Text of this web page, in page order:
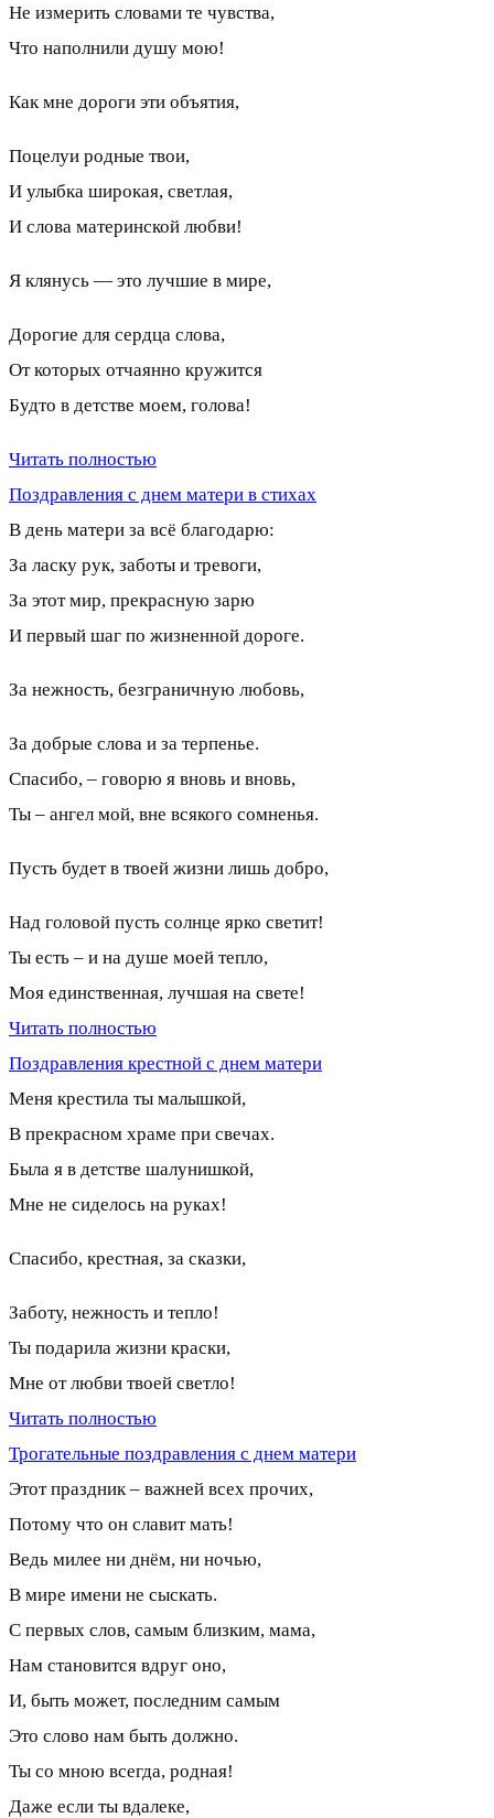
Не измерить словами те чувства,
Что наполнили душу мою!
Как мне дороги эти объятия,
Поцелуи родные твои,
И улыбка широкая, светлая,
И слова материнской любви!
Я клянусь — это лучшие в мире,
Дорогие для сердца слова,
От которых отчаянно кружится
Будто в детстве моем, голова!
Читать полностью
Поздравления с днем матери в стихах
В день матери за всё благодарю:
За ласку рук, заботы и тревоги,
За этот мир, прекрасную зарю
И первый шаг по жизненной дороге.
За нежность, безграничную любовь,
За добрые слова и за терпенье.
Спасибо, – говорю я вновь и вновь,
Ты – ангел мой, вне всякого сомненья.
Пусть будет в твоей жизни лишь добро,
Над головой пусть солнце ярко светит!
Ты есть – и на душе моей тепло,
Моя единственная, лучшая на свете!
Читать полностью
Поздравления крестной с днем матери
Меня крестила ты малышкой,
В прекрасном храме при свечах.
Была я в детстве шалунишкой,
Мне не сиделось на руках!
Спасибо, крестная, за сказки,
Заботу, нежность и тепло!
Ты подарила жизни краски,
Мне от любви твоей светло!
Читать полностью
Трогательные поздравления с днем матери
Этот праздник – важней всех прочих,
Потому что он славит мать!
Ведь милее ни днём, ни ночью,
В мире имени не сыскать.
С первых слов, самым близким, мама,
Нам становится вдруг оно,
И, быть может, последним самым
Это слово нам быть должно.
Ты со мною всегда, родная!
Даже если ты вдалеке,